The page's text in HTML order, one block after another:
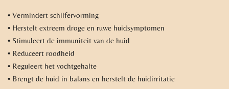
• Vermindert schilfervorming
• Herstelt extreem droge en ruwe huidsymptomen
• Stimuleert de immuniteit van de huid
• Reduceert roodheid
• Reguleert het vochtgehalte
• Brengt de huid in balans en herstelt de huidirritatie